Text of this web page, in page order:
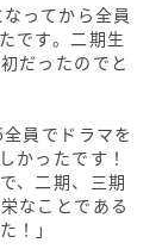
ってから全員
です。二期生
だったのでと
員でドラマを
かったです！
、二期、三期
なことである
！」